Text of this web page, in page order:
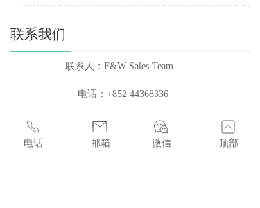
电话 邮箱 微信 顶部
联系我们
联系人：F&W Sales Team
电话：+852 44368336
邮箱：sales@licenses.com.hk
地址：香港中環皇后大道中99號中環中心22樓2207室